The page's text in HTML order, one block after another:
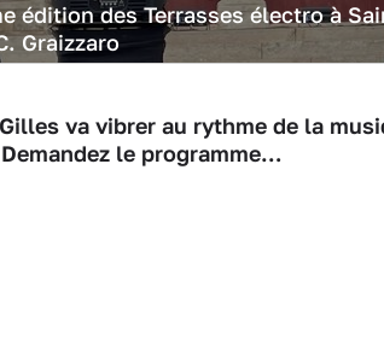
édition des Terrasses électro à
Graizzaro
va vibrer au rythme de la
le programme…